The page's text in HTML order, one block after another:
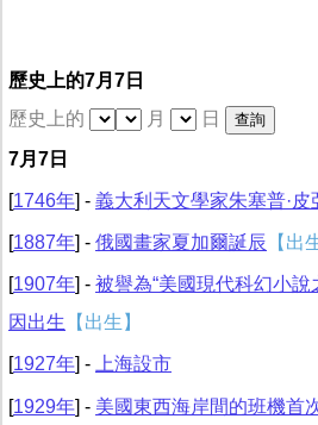
歷史上的7月7日
歷史上的
月
日
7月7日
[1746年] - 義大利天文學家朱塞普·皮
[1887年] - 俄國畫家夏加爾誕辰 【出
[1907年] - 被譽為“美國現代科幻小說
因出生 【出生】
[1927年] - 上海設市
[1929年] - 美國東西海岸間的班機首